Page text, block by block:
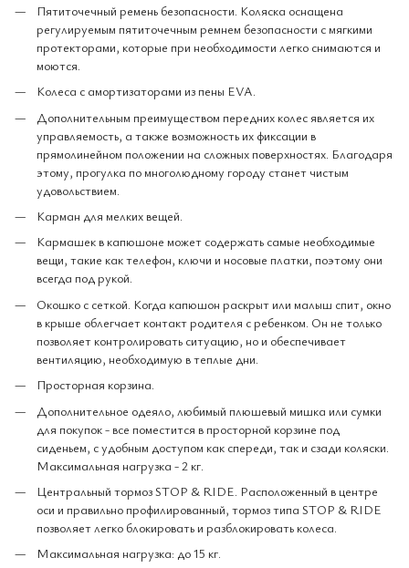
Пятиточечный ремень безопасности. Коляска оснащена
регулируемым пятиточечным ремнем безопасности с мягкими
протекторами, которые при необходимости легко снимаются и
моются.
Колеса с амортизаторами из пены EVA.
Дополнительным преимуществом передних колес является их
управляемость, а также возможность их фиксации в
прямолинейном положении на сложных поверхностях. Благодаря
этому, прогулка по многолюдному городу станет чистым
удовольствием.
Карман для мелких вещей.
Кармашек в капюшоне может содержать самые необходимые
вещи, такие как телефон, ключи и носовые платки, поэтому они
всегда под рукой.
Окошко с сеткой. Когда капюшон раскрыт или малыш спит, окно
в крыше облегчает контакт родителя с ребенком. Он не только
позволяет контролировать ситуацию, но и обеспечивает
вентиляцию, необходимую в теплые дни.
Просторная корзина.
Дополнительное одеяло, любимый плюшевый мишка или сумки
для покупок - все поместится в просторной корзине под
сиденьем, с удобным доступом как спереди, так и сзади коляски.
Максимальная нагрузка - 2 кг.
Центральный тормоз STOP & RIDE. Расположенный в центре
оси и правильно профилированный, тормоз типа STOP & RIDE
позволяет легко блокировать и разблокировать колеса.
Максимальная нагрузка: до 15 кг.